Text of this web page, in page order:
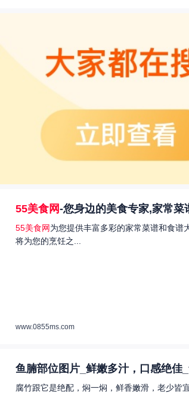
55美食网-您身边的美食专家,家常菜
55美食网为您提供丰富多彩的家常菜谱和食谱
将为您的烹饪之...
www.0855ms.com
鱼腩部位图片_鲜嫩多汁，口感绝佳
腐竹跟它是绝配，焖一焖，鲜香嫩滑，老少皆